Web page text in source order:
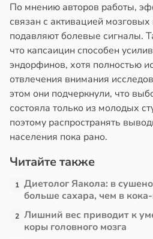
По мнению авторов работы,
связан с активацией
подавляют болевые сигналы.
что капсаицин способен
эндорфинов, хотя полностью
отвлечения внимания
этом они подчеркнули, что
состояла только из молодых
поэтому распространять
населения пока рано.
Читайте также
1 Диетолог Яакола: в
больше сахара, чем в
2 Лишний вес приводит к
коры головного мозга